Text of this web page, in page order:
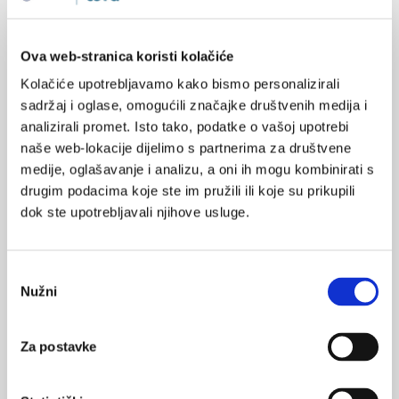
Ova web-stranica koristi kolačiće
Kolačiće upotrebljavamo kako bismo personalizirali
sadržaj i oglase, omogućili značajke društvenih medija i
analizirali promet. Isto tako, podatke o vašoj upotrebi
naše web-lokacije dijelimo s partnerima za društvene
medije, oglašavanje i analizu, a oni ih mogu kombinirati s
drugim podacima koje ste im pružili ili koje su prikupili
dok ste upotrebljavali njihove usluge.
pristanka
Nužni
Za postavke
tjeskoba anksioznost
enzim hipokampus
POVRATAK
NA VRH
31.12.2022.